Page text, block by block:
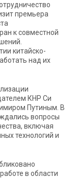
премьера
к совместной
китайско-
над их
КНР Си
Путиным. В
вопросы
включая
технологий и
в области